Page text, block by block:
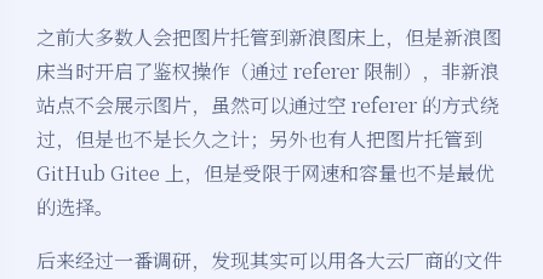
之前大多数人会把图片托管到新浪图床上，但是新浪图
床当时开启了鉴权操作（通过 referer 限制），非新浪
站点不会展示图片，虽然可以通过空 referer 的方式绕
过，但是也不是长久之计；另外也有人把图片托管到
GitHub Gitee 上，但是受限于网速和容量也不是最优
的选择。
后来经过一番调研，发现其实可以用各大云厂商的文件